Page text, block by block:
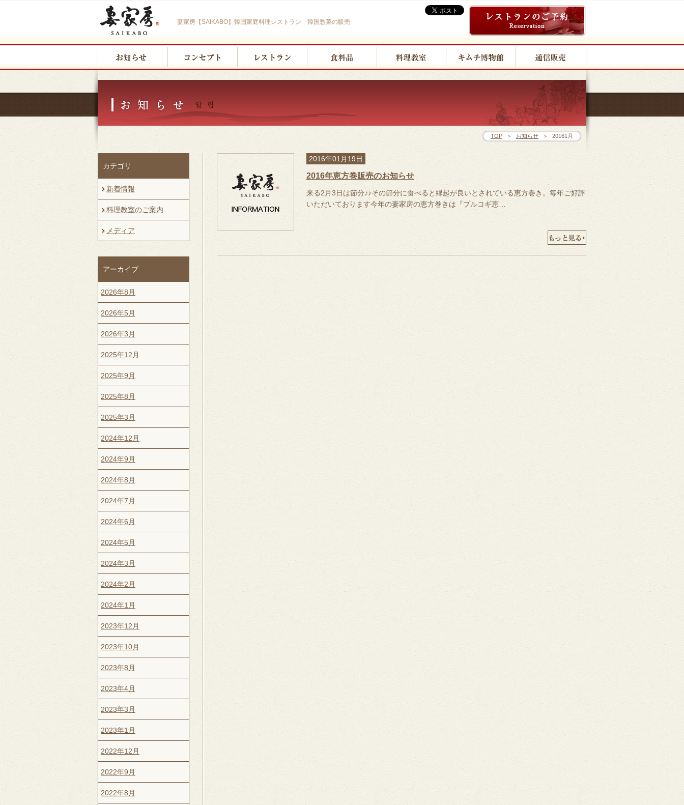
妻家房【SAIKABO】韓国家庭料理レストラン 韓国惣菜の販売
TOP ＞ お知らせ ＞ 20161月
カテゴリ
新着情報
料理教室のご案内
メディア
アーカイブ
2026年8月
2026年5月
2026年3月
2025年12月
2025年9月
2025年8月
2025年3月
2024年12月
2024年9月
2024年8月
2024年7月
2024年6月
2024年5月
2024年3月
2024年2月
2024年1月
2023年12月
2023年10月
2023年8月
2023年4月
2023年3月
2023年1月
2022年12月
2022年9月
2022年8月
2016年01月19日
2016年恵方巻販売のお知らせ
来る2月3日は節分♪♪その節分に食べると縁起が良いとされている恵方巻き。毎年ご好評
いただいております今年の妻家房の恵方巻きは『プルコギ恵…